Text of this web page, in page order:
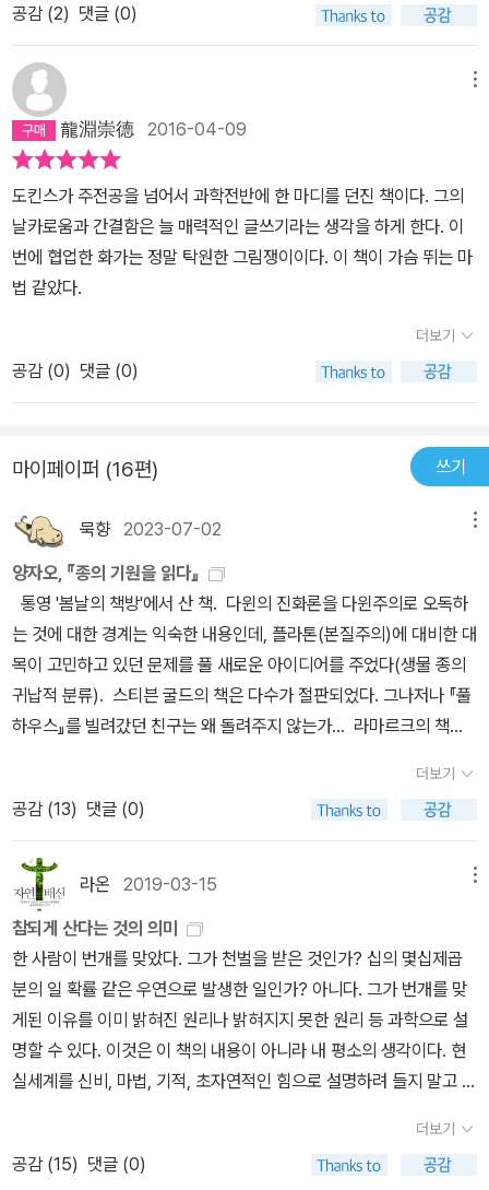
무나 자명한 현실이다. 별로 놀라울 것이 없다. 놀라울 것이 너무나 많
은 탓에 무감각해서 그렇다. 그러나 거꾸로 과학의 경이로움 즉, 새로
운 무언가를 밝혀내는 것은 과학의 문외한들에게도 즐거운 학문이 될
것이다. 이번에 나온『현실, 그 가슴 뛰는 마법』의 궤적을 따라가다 보
면 ‘모든 세대의 독자를 위해 가장 쉽고 가장 재미있게 풀어쓴 과학 입
문서’ 라는 것을 알 수 있다. 과학 입문서라고 해서 고통스럽게 읽어야
한다는 것은 아니다. 읽는 것 못지않게 행간의 내용을 이해할 만한 시
간이 감동적이어야 한다. 이 책이 어느 때보다 더 생동감 있는 이유는
간단하다. 도킨스의 명쾌한 문장뿐만 아니라 천재적인 일러스트 데이
브 매킨의 황홀한 그림이 우리의 감각을 자극하기 때문이다. 또한 이
책에서 저자는 우리가 한번쯤 고민해 볼만 한 여러 가지 흥미로운 과
학적인 질문에 친절하게 설명하면 데이브 매킨의 상징적은 그림은 한
알고 있었던 현실의 모든 현상들에 대한 비밀을 알 수 있는데 과학은
개념이 아니라 현실이라는 것에 새삼 놀라지 않을 수 없다. 이 책에서
저자는 “나는 현실 세계에도 마법이 있다는 것을 보여주려 한다. 현실
이기에 더 마법적이고, 우리가 그 작동 방식을 이해하기에 더 마법적
이다. 현실이야말로 가슴 뛰는 마법이다.”라고 역설하고 있다. 저자의
핵심적인 주장에 따르면 현실은 다름 아닌 과학적인 방식으로 작동한
다는 것이다. 그래서 마법적이라는 것이다. 결국 과학의 경이로움은
현실이라는 구체적인 현상에서 영향을 받는 가슴 뛰는 마법이라고 할
수 있다. 그러면 도킨스는 왜 현실을 가슴 뛰는 마법이라고 부르는 것
일까? 이 책을 통해 우리는 이 질문에 답하는 가장 좋은 방법을 알게
라는 것이다. 도킨스는 자신이 중요한 물건으로 분광기(spectromet
er)를 선택했다고 겸손하게 말했지만 시실은 정반대다. 분광기만큼
도킨스의 주장을 효과적으로 증명하는 것은 없다고 해도 전혀 손색이
없다. 분광기는 무지개기계인데 뉴턴의 프리즘보다 세련된 물건이다.
뉴턴 이전 사람들은 프리즘을 통해 무지개를 만든다는 것을 알았지만
프리즘이 흰빛을 물들였다고 생각했다. 하지만 뉴턴의 생각은 달랐
다. 뉴턴은 프리즘 세 개를 사용한 결정적 실험을 통해 흰빛은 여러 색
의 혼합이고 프리즘은 혼합된 색을 구별하는 것이라고 증명했다. 우
리는 망원경에다 분광기를 달면 지구에서 볼 수 없는 우주에 관한 모
든 정보를 얻을 수 있게 된다. 그 순간, 우주라는 것이 놀랍게도 현실
이 된다는 것이다. 도킨스에 따르면 우리가 현실을 아는 방법은 세 가
지다. 하나는 우리의 오감으로 직접적으로 확신할 수 있는 것이다. 가
령, 소금은 현실이라고 할 수 있다. 둘은 우리의 오감으로 감지할 수
공감 (2) 댓글 (0)
龍淵崇德 2016-04-09
도킨스가 주전공을 넘어서 과학전반에 한 마디를 던진 책이다. 그의
날카로움과 간결함은 늘 매력적인 글쓰기라는 생각을 하게 한다. 이
번에 협업한 화가는 정말 탁원한 그림쟁이이다. 이 책이 가슴 뛰는 마
법 같았다.
더보기
공감 (0) 댓글 (0)
마이페이퍼 (16편) 쓰기
묵향2023-07-02
양자오, 『종의 기원을 읽다』
통영 '봄날의 책방'에서 산 책. 다윈의 진화론을 다윈주의로 오독하
는 것에 대한 경계는 익숙한 내용인데, 플라톤(본질주의)에 대비한 대
목이 고민하고 있던 문제를 풀 새로운 아이디어를 주었다(생물 종의
귀납적 분류). 스티븐 굴드의 책은 다수가 절판되었다. 그나저나 『풀
하우스』를 빌려갔던 친구는 왜 돌려주지 않는가... 라마르크의 책도
다윈 스티븐 제이 굴드 에드워드 윌슨 리처드 도킨스 기타 알라딘
은 24주년을 맞았고, 나는 2005. 1. 1. 데리다 『법의 힘』을 시작으로
2023. 6. 22.까지 알라딘에서 2,033권을 샀다고 한다. 사는 책을 읽
는지와는 별개로, 책을 구매하는 양과 빈도는 꽤 많은 편이라고 생각
했는데, 서초구에 나보다 (알라딘에서) 책을 많이 산 분이 이백예순아
홉 분이나 계신다고 하니 살짝 오기가 생긴다.이와 같은 서술을 통해
내가 ‘종‘이라는 이름을 서로 밀접하고 비슷한 개체에 대해 편의상 임
의로 붙였다는 것과 그것이 ‘변종‘이라는 이름과 본질적으로 다르지
않다는 사실을 이해했을 것이다. 변종은 차이점이 비교적 적고 유사
점이 비교적 많은 유형을 가리킨다.- P107동류 사이의 생존경쟁이
야말로 모든 생존경쟁 가운데 가장 치열하고 무시무시한 것이다.- P1
17서양 사상의 논리에서 분류라는 작업이 핵심이 되는 이유는 그것
이 서술(description)인 동시에 규정(prescription)이기 때문이다.
더보기
공감 (13) 댓글 (0)
라온 2019-03-15
참되게 산다는 것의 의미
한 사람이 번개를 맞았다. 그가 천벌을 받은 것인가? 십의 몇십제곱
분의 일 확률 같은 우연으로 발생한 일인가? 아니다. 그가 번개를 맞
게된 이유를 이미 밝혀진 원리나 밝혀지지 못한 원리 등 과학으로 설
명할 수 있다. 이것은 이 책의 내용이 아니라 내 평소의 생각이다. 현
실세계를 신비, 마법, 기적, 초자연적인 힘으로 설명하려 들지 말고 합
하여야 한다. 과학이 잘못 설명하거나 아직 설명하지 못하는 한계가
있을 수 있지만 그래도 과학의 힘은 강력하다. 이성과 과학으로 밝혀
더보기
공감 (15) 댓글 (0)